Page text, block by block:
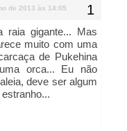
de 2013 às 14:05
raia gigante... Mas
muito com uma
de Pukehina
orca... Eu não
deve ser algum